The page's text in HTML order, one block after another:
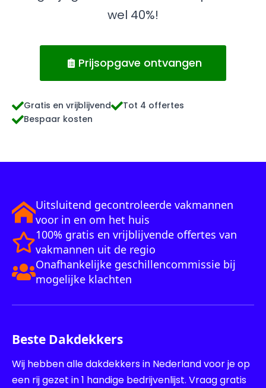
wel 40%!
Prijsopgave ontvangen
Gratis en vrijblijvend
Tot 4 offertes
Bespaar kosten
Uitsluitend gecontroleerde vakmannen
voor in en om het huis
100% gratis en vrijblijvende offertes van
vakmannen uit de regio
Onafhankelijke geschillencommissie bij
mogelijke klachten
Beste Dakdekkers
Wij hebben alle dakdekkers in Nederland voor je op
een rij gezet in 1 handige bedrijvenlijst. Vraag gratis